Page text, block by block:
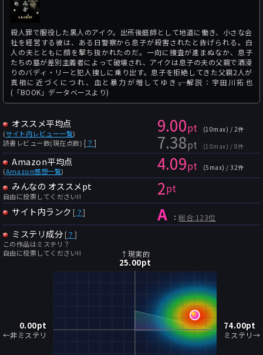
殺人罪で服役した黒人のアイク。出所後庭師として地道に働き、小さな会
社を経営する彼は、ある日警察から息子が殺害されたと告げられる。白
人の夫とともに顔を撃ち抜かれたのだ。一向に捜査が進まぬなか、息子
たちの墓が差別主義者によって破壊され、アイクは息子の夫の父親で酒浸
りのバディ・リーと犯人捜しに乗り出す。息子を拒絶してきた父親2人が
真相に近づくにつれ、血と暴力が増してゆき――。解説：宇田川拓也
(「BOOK」データベースより)
オススメ平均点
(サイト内レビュー一覧)
読書レビュー数(現在点数) [？ ]
9.00pt (10max) / 2件
7.38pt (10max) / 8件
Amazon平均点
(Amazon感想一覧) 4.09pt (5max) / 32件
みんなの オススメpt
自由に投票してください!! 2pt
サイト内ランク [ ？] A ：総合:123位
ミステリ成分 [？ ]
この作品はミステリ？
自由に投票してください!!
↑現実的
25.00pt
0.00pt
←非ミステリ
74.00pt
ミステリ→